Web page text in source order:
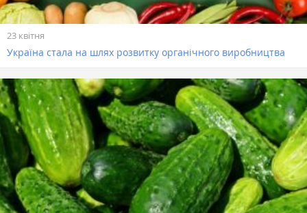
23 квітня
Україна стала на шлях розвитку органічного виробництва